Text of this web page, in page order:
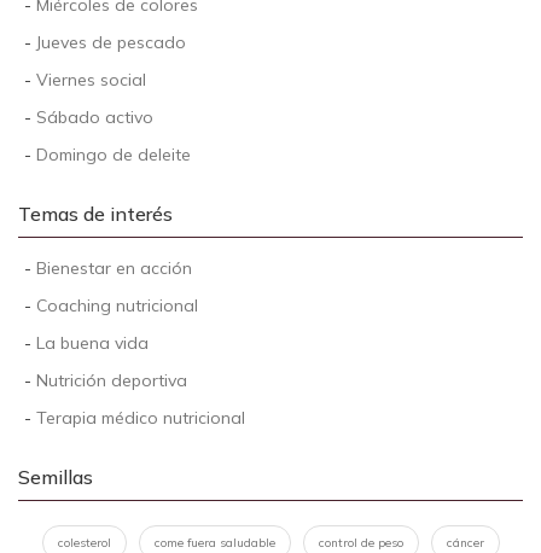
- Miércoles de colores
- Jueves de pescado
- Viernes social
- Sábado activo
- Domingo de deleite
Temas de interés
- Bienestar en acción
- Coaching nutricional
- La buena vida
- Nutrición deportiva
- Terapia médico nutricional
Semillas
colesterol come fuera saludable control de peso cáncer